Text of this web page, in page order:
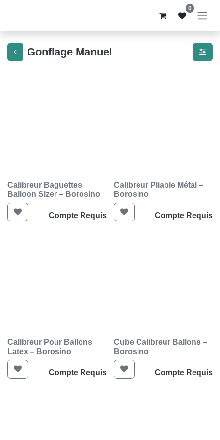
0
Gonflage Manuel
Calibreur Baguettes
Balloon Sizer – Borosino
Compte Requis
Calibreur Pliable Métal –
Borosino
Compte Requis
Calibreur Pour Ballons
Latex – Borosino
Compte Requis
Cube Calibreur Ballons –
Borosino
Compte Requis